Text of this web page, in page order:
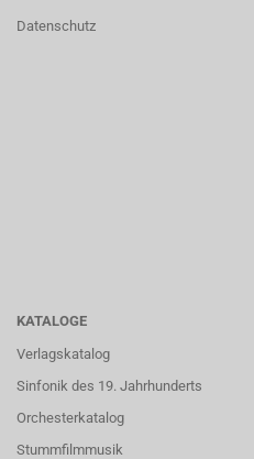
Datenschutz
KATALOGE
Verlagskatalog
Sinfonik des 19. Jahrhunderts
Orchesterkatalog
Stummfilmmusik